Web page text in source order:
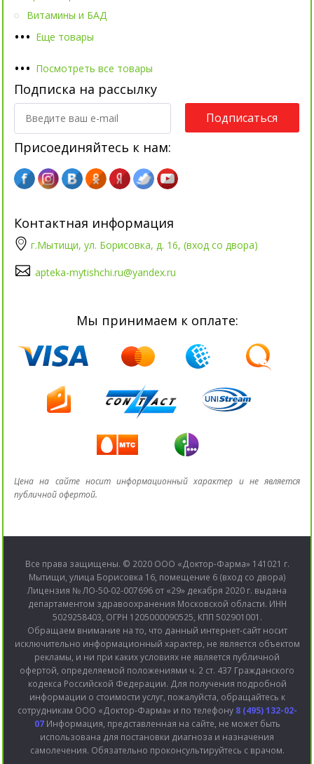
••• Еще товары
Витамины и БАД
••• Посмотреть все товары
Подписка на рассылку
Подписаться
Присоединяйтесь к нам:
Контактная информация
г.Мытищи, ул. Борисовка, д. 16, (вход со двора)
apteka-mytishchi.ru@yandex.ru
Мы принимаем к оплате:
Цена на сайте носит информационный характер и не является
публичной офертой.
Все права защищены. © 2020 ООО «Доктор-Фарма» 141021 г.
Мытищи, улица Борисовка 16, помещение 6 (вход со двора)
Лицензия № ЛО-50-02-007696 от «29» декабря 2020 г. выдана
департаментом здравоохранения Московской области. ИНН
5029258403, ОГРН 1205000090525, КПП 502901001.
Обращаем внимание на то, что данный интернет-сайт носит
исключительно информационный характер, не является объектом
рекламы, и ни при каких условиях не является публичной
офертой, определяемой положениями ч. 2 ст. 437 Гражданского
кодекса Российской Федерации. Для получения подробной
информации о стоимости услуг, пожалуйста, обращайтесь к
сотрудникам ООО «Доктор-Фарма» и по телефону 8 (495) 132-02-
07Информация, представленная на сайте, не может быть
использована для постановки диагноза и назначения
самолечения. Обязательно проконсультируйтесь с врачом.